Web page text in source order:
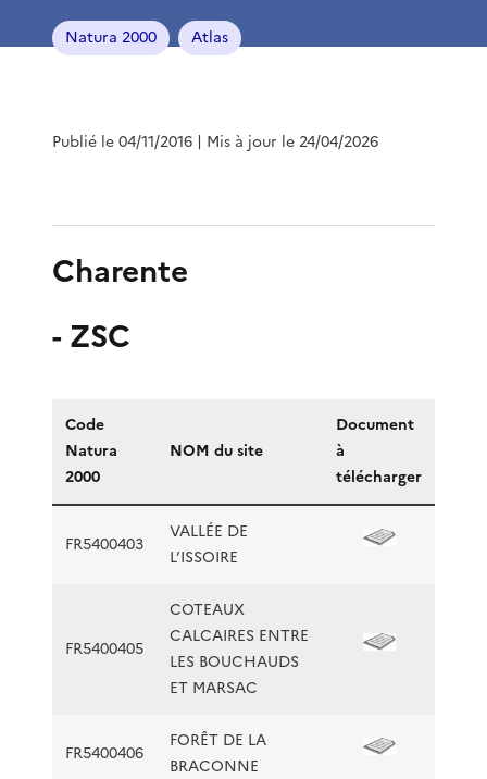
Natura 2000 Atlas
Publié le 04/11/2016 | Mis à jour le 24/04/2026
Charente
- ZSC
Code
Natura
2000
NOM du site
Document
à
télécharger
FR5400403
VALLÉE DE
L’ISSOIRE
FR5400405
COTEAUX
CALCAIRES ENTRE
LES BOUCHAUDS
ET MARSAC
FR5400406
FORÊT DE LA
BRACONNE